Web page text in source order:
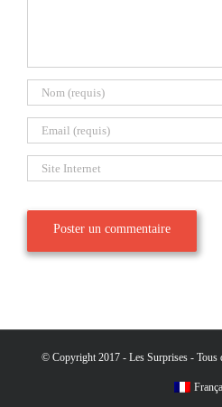
© Copyright 2017 - Les Surprises - Tous